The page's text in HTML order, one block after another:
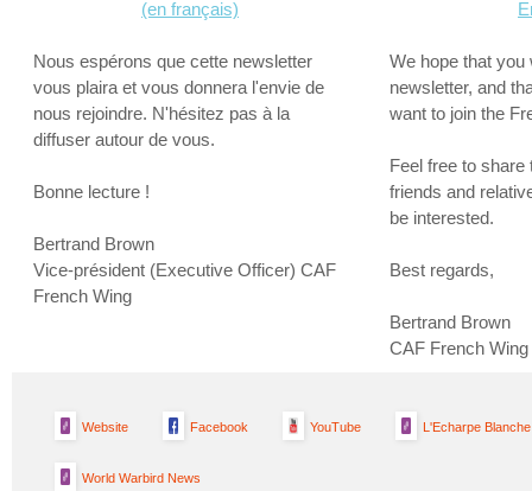
(en français)
Nous espérons que cette newsletter
vous plaira et vous donnera l'envie de
nous rejoindre. N'hésitez pas à la
diffuser autour de vous.
Bonne lecture !
Bertrand Brown
Vice-président (Executive Officer) CAF
French Wing
We hope that you
newsletter, and
want to join the
Feel free to
friends and
be interested.
Best regards,
Bertrand Brown
CAF French
Website Facebook YouTube L'Echarpe Blanche
World Warbird News